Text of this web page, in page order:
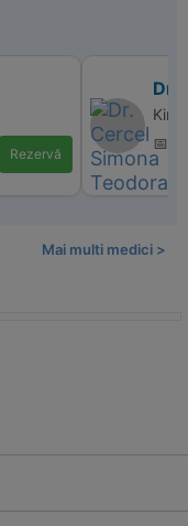
Rezervă
Dr.
📅
Mai multi medici >